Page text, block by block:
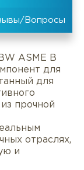
ASME B
для
для
прочной
отраслях,
и